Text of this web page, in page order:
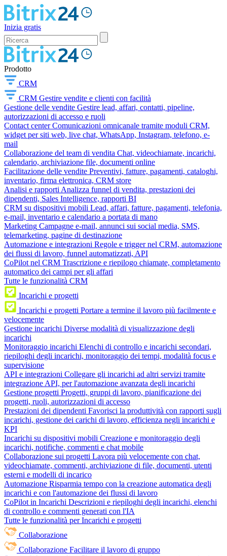
Inizia gratis
Prodotto
CRM
CRM Gestire vendite e clienti con facilità
Gestione delle vendite Gestire lead, affari, contatti, pipeline,
autorizzazioni di accesso e ruoli
Contact center Comunicazioni omnicanale tramite moduli CRM,
widget per siti web, live chat, WhatsApp, Instagram, telefono, e-
mail
Collaborazione del team di vendita Chat, videochiamate, incarichi,
calendario, archiviazione file, documenti online
Facilitazione delle vendite Preventivi, fatture, pagamenti, cataloghi,
inventario, firma elettronica, CRM store
Analisi e rapporti Analizza funnel di vendita, prestazioni dei
dipendenti, Sales Intelligence, rapporti BI
CRM su dispositivi mobili Lead, affari, fatture, pagamenti, telefonia,
e-mail, inventario e calendario a portata di mano
Marketing Campagne e-mail, annunci sui social media, SMS,
telemarketing, pagine di destinazione
Automazione e integrazioni Regole e trigger nel CRM, automazione
dei flussi di lavoro, funnel automatizzati, API
CoPilot nel CRM Trascrizione e riepilogo chiamate, completamento
automatico dei campi per gli affari
Tutte le funzionalità CRM
Incarichi e progetti
Incarichi e progetti Portare a termine il lavoro più facilmente e
velocemente
Gestione incarichi Diverse modalità di visualizzazione degli
incarichi
Monitoraggio incarichi Elenchi di controllo e incarichi secondari,
riepiloghi degli incarichi, monitoraggio dei tempi, modalità focus e
supervisione
API e integrazioni Collegare gli incarichi ad altri servizi tramite
integrazione API, per l'automazione avanzata degli incarichi
Gestione progetti Progetti, gruppi di lavoro, pianificazione dei
progetti, ruoli, autorizzazioni di accesso
Prestazioni dei dipendenti Favorisci la produttività con rapporti sugli
incarichi, gestione dei carichi di lavoro, efficienza negli incarichi e
KPI
Incarichi su dispositivi mobili Creazione e monitoraggio degli
incarichi, notifiche, commenti e chat mobile
Collaborazione sui progetti Lavora più velocemente con chat,
videochiamate, commenti, archiviazione di file, documenti, utenti
esterni e modelli di incarico
Automazione Risparmia tempo con la creazione automatica degli
incarichi e con l'automazione dei flussi di lavoro
CoPilot in Incarichi Descrizioni e riepiloghi degli incarichi, elenchi
di controllo e commenti generati con l'IA
Tutte le funzionalità per Incarichi e progetti
Collaborazione
Collaborazione Facilitare il lavoro di gruppo